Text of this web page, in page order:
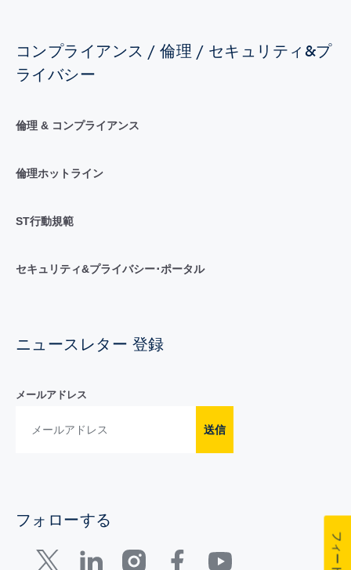
コンプライアンス / 倫理 / セキュリティ&プ
ライバシー
倫理 & コンプライアンス
倫理ホットライン
ST行動規範
セキュリティ&プライバシー･ポータル
ニュースレター 登録
メールアドレス
送信
フォローする